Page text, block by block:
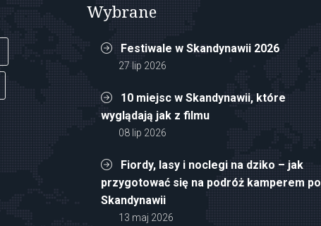
Wybrane
Festiwale w Skandynawii 2026
27 lip 2026
10 miejsc w Skandynawii, które
wyglądają jak z filmu
08 lip 2026
Fiordy, lasy i noclegi na dziko – jak
przygotować się na podróż kamperem po
Skandynawii
13 maj 2026